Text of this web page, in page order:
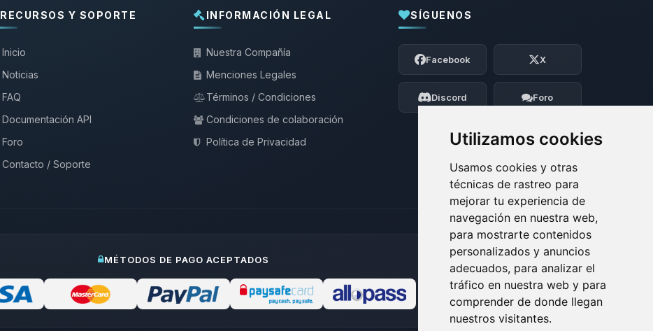
Utilizamos cookies
Usamos cookies y otras
técnicas de rastreo para
mejorar tu experiencia de
navegación en nuestra web,
para mostrarte contenidos
personalizados y anuncios
adecuados, para analizar el
tráfico en nuestra web y para
comprender de donde llegan
nuestros visitantes.
RECURSOS Y SOPORTE
Inicio
Noticias
FAQ
Documentación API
Foro
Contacto / Soporte
INFORMACIÓN LEGAL
Nuestra Compañía
Menciones Legales
Términos / Condiciones
Condiciones de colaboración
Política de Privacidad
SÍGUENOS
Facebook X
Discord Foro
MÉTODOS DE PAGO ACEPTADOS
Yupi, por fin alguien con quien hablar!
Soy Choupy, tu pequeno asistente de
BoxToPlay. Cuentame que necesitas y
moveré mis pequenos circuitos para
ayudarte.
07/08/2026 20:37